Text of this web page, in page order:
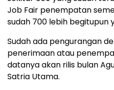
Job Fair penempatan
sudah 700 lebih begitupun
Sudah ada pengurangan
penerimaan atau
datanya akan rilis bulan
Satria Utama.